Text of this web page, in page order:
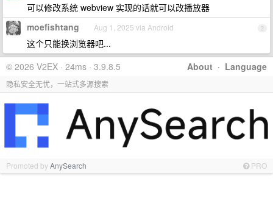
可以修改系统 webview 实现的话就可以改播放器
2
moefishtang Aug 1, 2025 via Android
这个只能换浏览器吧...
About · Language
© 2026 V2EX · 24ms · 3.9.8.5
隐私安全无忧，一站式多源搜索
Promoted byAnySearch PRO